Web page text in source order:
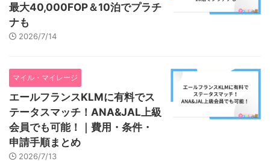
最大40,000FOP＆10泊でプラチ
ナも
2026/7/14
マイル・マイレージ
エールフランスKLMに有料でス
テータスマッチ！ANA&JAL上級
会員でも可能！｜費用・条件・
申請手順まとめ
2026/7/13